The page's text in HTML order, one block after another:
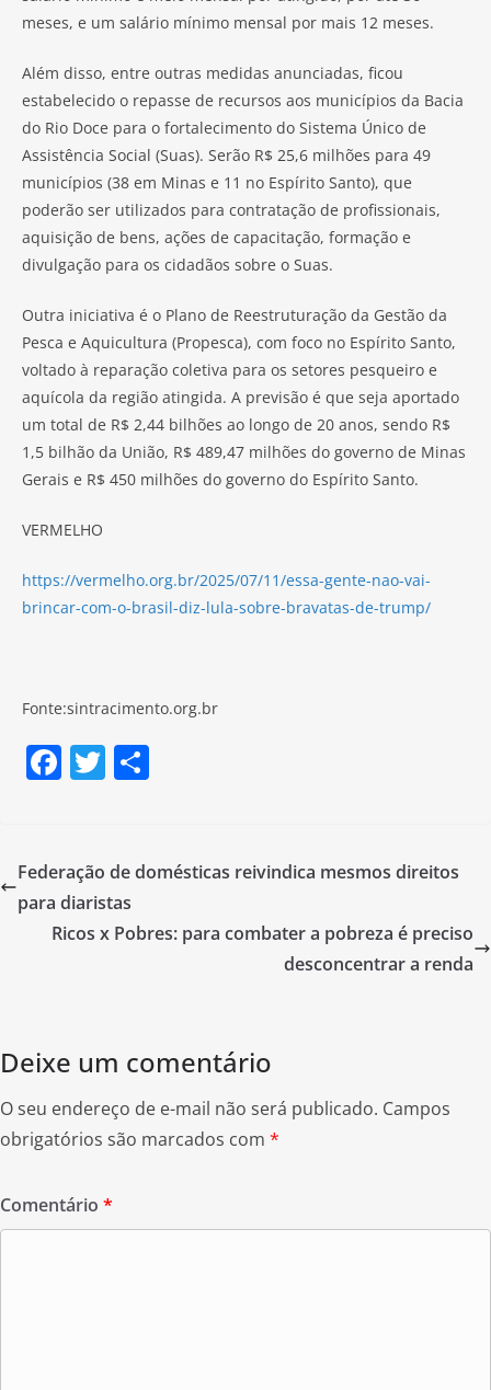
meses, e um salário mínimo mensal por mais 12 meses.
Além disso, entre outras medidas anunciadas, ficou
estabelecido o repasse de recursos aos municípios da Bacia
do Rio Doce para o fortalecimento do Sistema Único de
Assistência Social (Suas). Serão R$ 25,6 milhões para 49
municípios (38 em Minas e 11 no Espírito Santo), que
poderão ser utilizados para contratação de profissionais,
aquisição de bens, ações de capacitação, formação e
divulgação para os cidadãos sobre o Suas.
Outra iniciativa é o Plano de Reestruturação da Gestão da
Pesca e Aquicultura (Propesca), com foco no Espírito Santo,
voltado à reparação coletiva para os setores pesqueiro e
aquícola da região atingida. A previsão é que seja aportado
um total de R$ 2,44 bilhões ao longo de 20 anos, sendo R$
1,5 bilhão da União, R$ 489,47 milhões do governo de Minas
Gerais e R$ 450 milhões do governo do Espírito Santo.
VERMELHO
https://vermelho.org.br/2025/07/11/essa-gente-nao-vai-
brincar-com-o-brasil-diz-lula-sobre-bravatas-de-trump/
Fonte:sintracimento.org.br
F
e
b
o
T
er e
Federação de domésticas reivindica mesmos direitos
para diaristas
Ricos x Pobres: para combater a pobreza é preciso
desconcentrar a renda
Deixe um comentário
O seu endereço de e-mail não será publicado. Campos
obrigatórios são marcados com *
Comentário *